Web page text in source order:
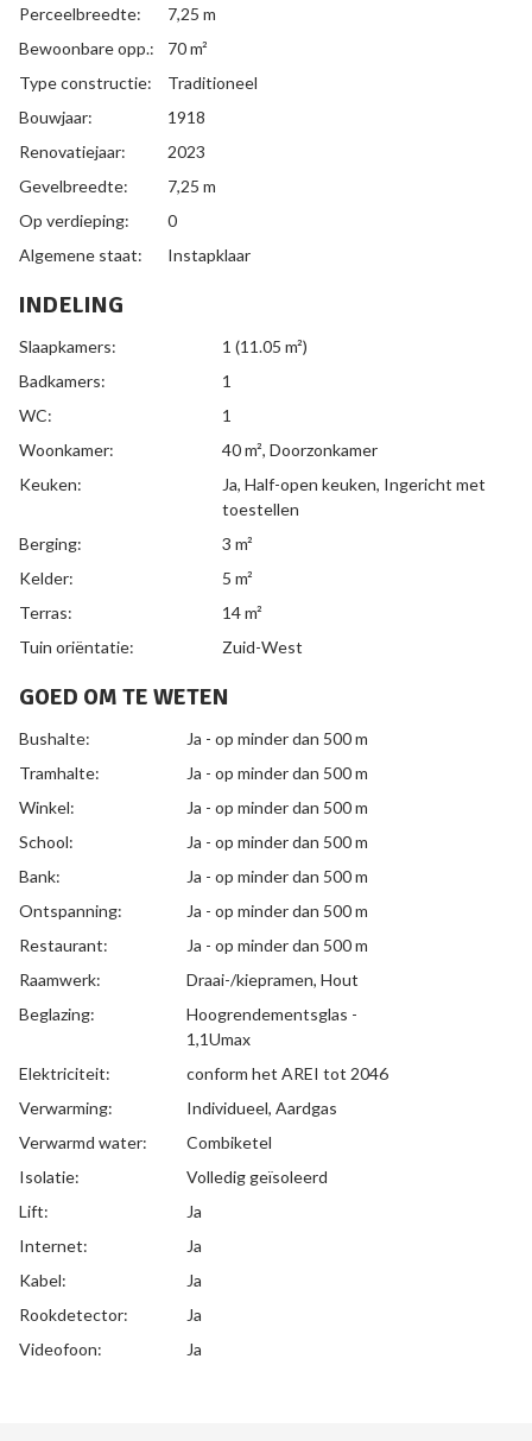
Perceelbreedte:
7,25 m
Bewoonbare opp.:
70 m²
Type constructie:
Traditioneel
Bouwjaar:
1918
Renovatiejaar:
2023
Gevelbreedte:
7,25 m
Op verdieping:
0
Algemene staat:
Instapklaar
INDELING
Slaapkamers: 1 (11.05 m²)
Badkamers:
1
WC:
1
Woonkamer:
40 m², Doorzonkamer
Keuken:
Ja, Half-open keuken, Ingericht met
toestellen
Berging:
3 m²
Kelder:
5 m²
Terras:
14 m²
Tuin oriëntatie:
Zuid-West
GOED OM TE WETEN
Bushalte:
Ja - op minder dan 500 m
Tramhalte:
Ja - op minder dan 500 m
Winkel:
Ja - op minder dan 500 m
School:
Ja - op minder dan 500 m
Bank:
Ja - op minder dan 500 m
Ontspanning:
Ja - op minder dan 500 m
Restaurant:
Ja - op minder dan 500 m
Raamwerk:
Draai-/kiepramen, Hout
Beglazing:
Hoogrendementsglas -
1,1Umax
Elektriciteit:
conform het AREI tot 2046
Verwarming:
Individueel, Aardgas
Verwarmd water:
Combiketel
Isolatie:
Volledig geïsoleerd
Lift:
Ja
Internet:
Ja
Kabel:
Ja
Rookdetector:
Ja
Videofoon:
Ja